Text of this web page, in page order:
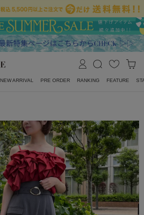
NEW ARRIVAL PRE ORDER RANKING FEATURE